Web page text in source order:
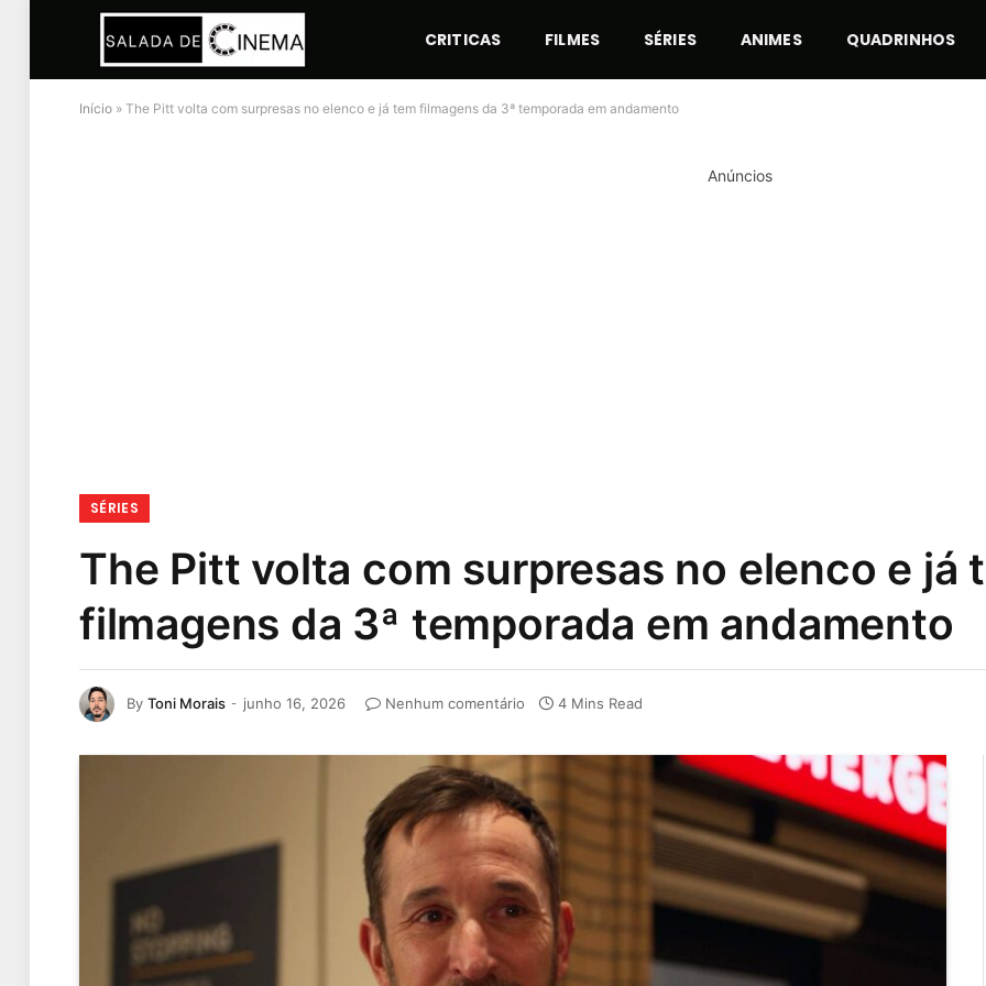
CRITICAS FILMES SÉRIES ANIMES QUADRINHOS
Início » The Pitt volta com surpresas no elenco e já tem filmagens da 3ª temporada em andamento
Anúncios
SÉRIES
The Pitt volta com surpresas no elenco e já
filmagens da 3ª temporada em andamento
By Toni Morais junho 16, 2026 Nenhum comentário 4 Mins Read